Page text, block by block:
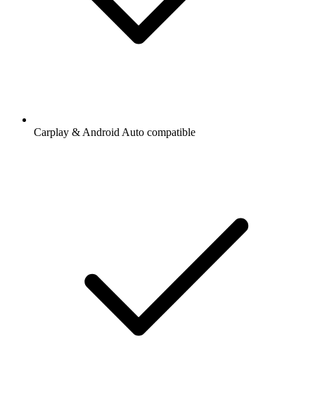
Carplay & Android Auto compatible